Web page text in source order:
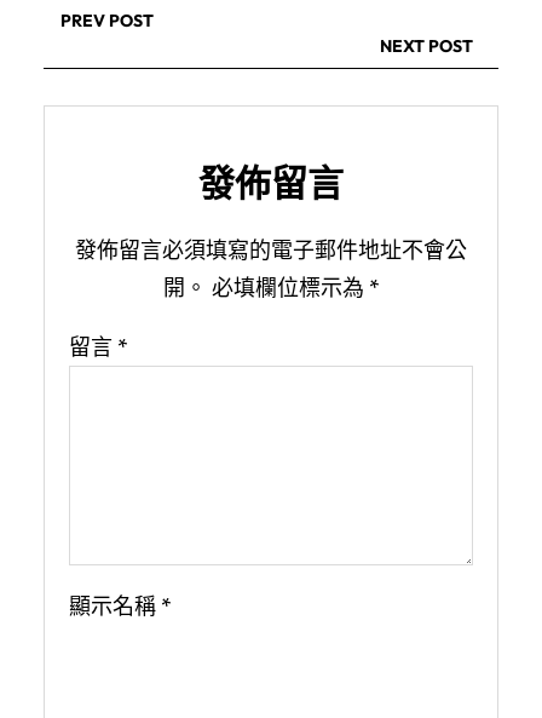
PREV POST
NEXT POST
發佈留言
發佈留言必須填寫的電子郵件地址不會公
開。 必填欄位標示為 *
留言 *
顯示名稱 *